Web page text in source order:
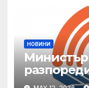
НОВИНИ
готовност